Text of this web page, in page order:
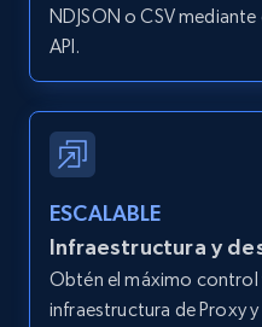
NDJSON o CSV
API.
ESCALABLE
Infraestructura y
Obtén el máximo control
infraestructura de Proxy